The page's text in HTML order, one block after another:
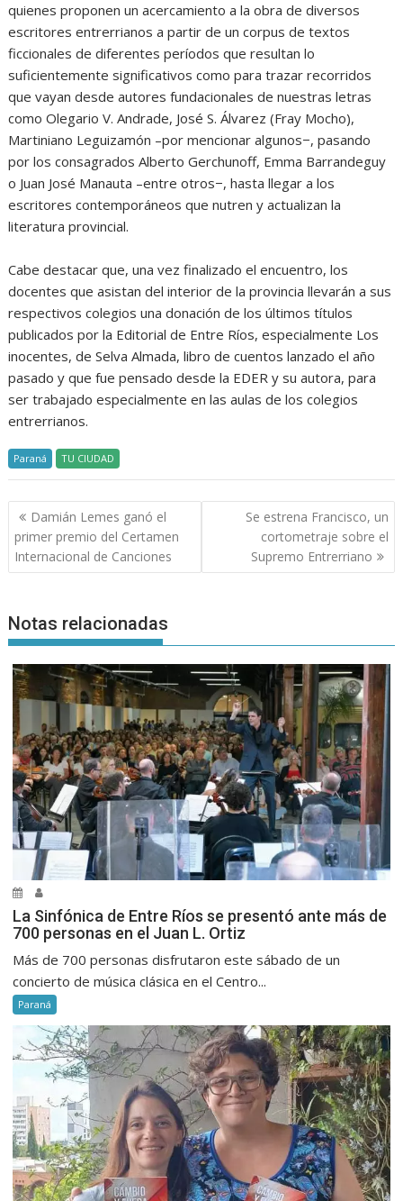
quienes proponen un acercamiento a la obra de diversos
escritores entrerrianos a partir de un corpus de textos
ficcionales de diferentes períodos que resultan lo
suficientemente significativos como para trazar recorridos
que vayan desde autores fundacionales de nuestras letras
como Olegario V. Andrade, José S. Álvarez (Fray Mocho),
Martiniano Leguizamón –por mencionar algunos−, pasando
por los consagrados Alberto Gerchunoff, Emma Barrandeguy
o Juan José Manauta –entre otros−, hasta llegar a los
escritores contemporáneos que nutren y actualizan la
literatura provincial.
Cabe destacar que, una vez finalizado el encuentro, los
docentes que asistan del interior de la provincia llevarán a sus
respectivos colegios una donación de los últimos títulos
publicados por la Editorial de Entre Ríos, especialmente Los
inocentes, de Selva Almada, libro de cuentos lanzado el año
pasado y que fue pensado desde la EDER y su autora, para
ser trabajado especialmente en las aulas de los colegios
entrerrianos.
Paraná TU CIUDAD
Navegación
de
entradas
Damián Lemes ganó el
primer premio del Certamen
Internacional de Canciones
Se estrena Francisco, un
cortometraje sobre el
Supremo Entrerriano
Notas relacionadas
La Sinfónica de Entre Ríos se presentó ante más de
700 personas en el Juan L. Ortiz
Más de 700 personas disfrutaron este sábado de un
concierto de música clásica en el Centro...
Paraná